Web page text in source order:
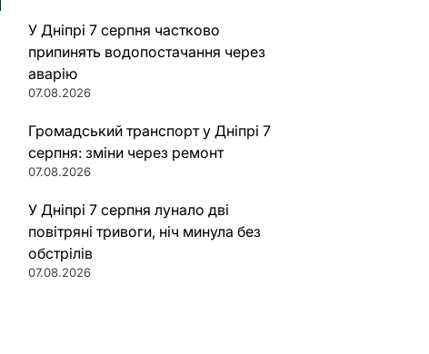
У Дніпрі 7 серпня частково
припинять водопостачання через
аварію
07.08.2026
Громадський транспорт у Дніпрі 7
серпня: зміни через ремонт
07.08.2026
У Дніпрі 7 серпня лунало дві
повітряні тривоги, ніч минула без
обстрілів
07.08.2026